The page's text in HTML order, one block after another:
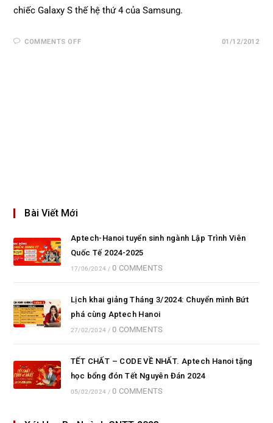
chiếc Galaxy S thế hệ thứ 4 của Samsung.
COMMENTS OFF 01/12/2012
Bài Viết Mới
Aptech-Hanoi tuyển sinh ngành Lập Trình Viên
Quốc Tế 2024-2025
17/06/2024 / 0 COMMENTS
Lịch khai giảng Tháng 3/2024: Chuyển mình Bứt
phá cùng Aptech Hanoi
27/02/2024 / 0 COMMENTS
TẾT CHẤT – CODE VỀ NHẤT. Aptech Hanoi tặng
học bổng đón Tết Nguyên Đán 2024
05/02/2024 / 0 COMMENTS